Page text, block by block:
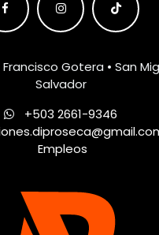
Francisco Gotera • San
Salvador
+503 2661-9346
Empleos